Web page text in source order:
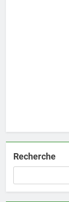
Recherche